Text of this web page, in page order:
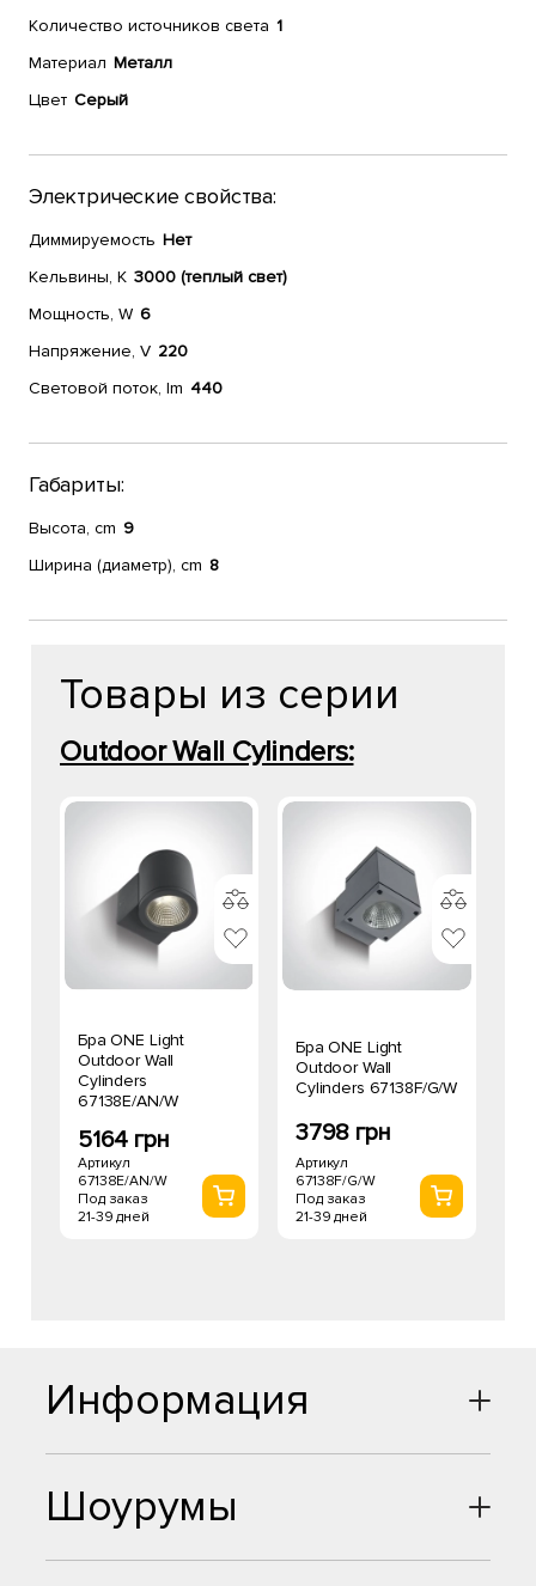
Количество источников света 1
Материал Металл
Цвет Серый
Электрические свойства:
Диммируемость Нет
Кельвины, К 3000 (теплый свет)
Мощность, W 6
Напряжение, V 220
Световой поток, lm 440
Габариты:
Высота, cm 9
Ширина (диаметр), cm 8
Товары из серии
Outdoor Wall Cylinders:
Бра ONE Light
Outdoor Wall
Cylinders
67138E/AN/W
5164 грн
Артикул
67138E/AN/W
Под заказ
21-39 дней
Бра ONE Light
Outdoor Wall
Cylinders 67138F/G/W
3798 грн
Артикул
67138F/G/W
Под заказ
21-39 дней
Шоурумы
Информация